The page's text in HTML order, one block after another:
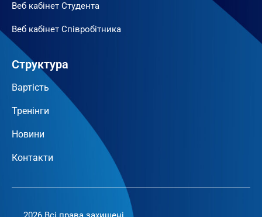
Веб кабінет Студента
Веб кабінет Співробітника
Структура
Вартість
Тренінги
Новини
Контакти